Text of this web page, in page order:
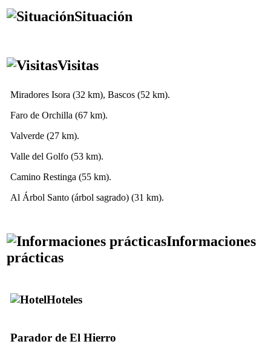
Situación
Visitas
Miradores Isora (32 km), Bascos (52 km).
Faro de Orchilla (67 km).
Valverde (27 km).
Valle del Golfo (53 km).
Camino Restinga (55 km).
Al Árbol Santo (árbol sagrado) (31 km).
Informaciones
prácticas
Hoteles
Parador de El Hierro